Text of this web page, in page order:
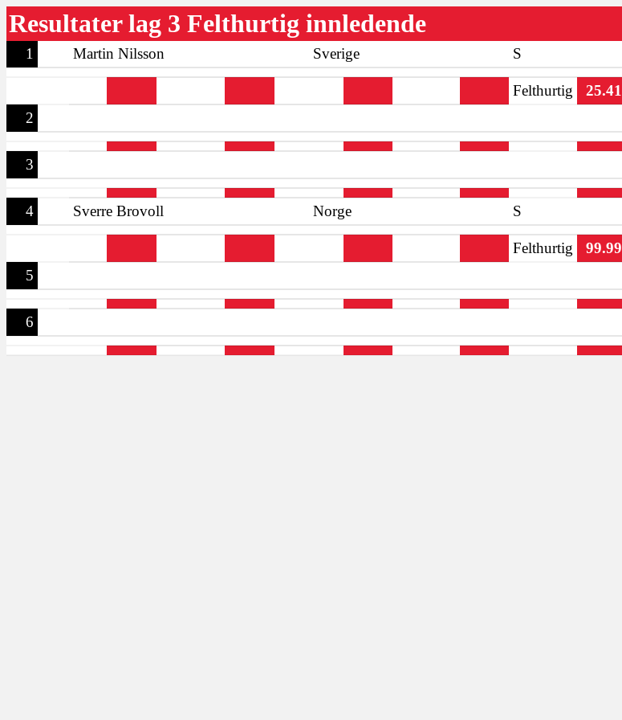
Resultater lag 3 Felthurtig innledende
1 Martin Nilsson Sverige S
Felthurtig
25.41
2
3
4 Sverre Brovoll Norge S
Felthurtig
99.99
5
6